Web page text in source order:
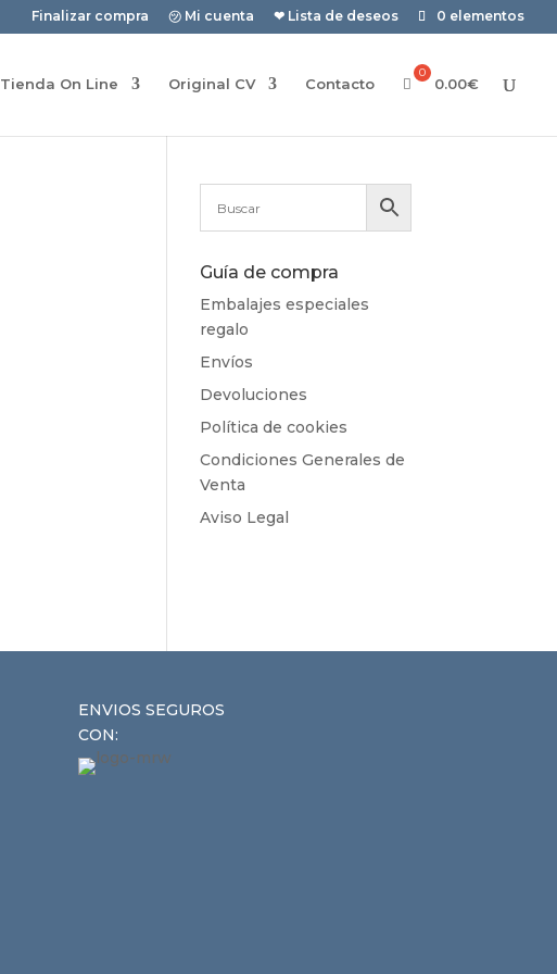
Finalizar compra ㋡ Mi cuenta ❤ Lista de deseos 0 elementos
Tienda On Line Original CV Contacto 0.00€
Guía de compra
Embalajes especiales
regalo
Envíos
Devoluciones
Política de cookies
Condiciones Generales de
Venta
Aviso Legal
ENVIOS SEGUROS
CON: